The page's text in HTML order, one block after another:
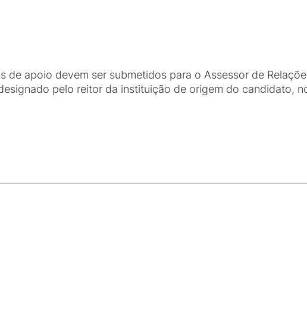
de apoio devem ser submetidos para o Assessor de
pelo reitor da instituição de origem do candidato,